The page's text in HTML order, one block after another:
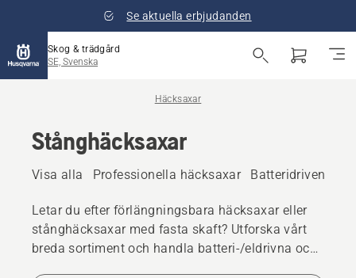
Se aktuella erbjudanden
Skog & trädgård
SE, Svenska
Häcksaxar
Stånghäcksaxar
Visa alla Professionella häcksaxar Batteridriven
Letar du efter förlängningsbara häcksaxar eller
stånghäcksaxar med fasta skaft? Utforska vårt
breda sortiment och handla batteri-/eldrivna och